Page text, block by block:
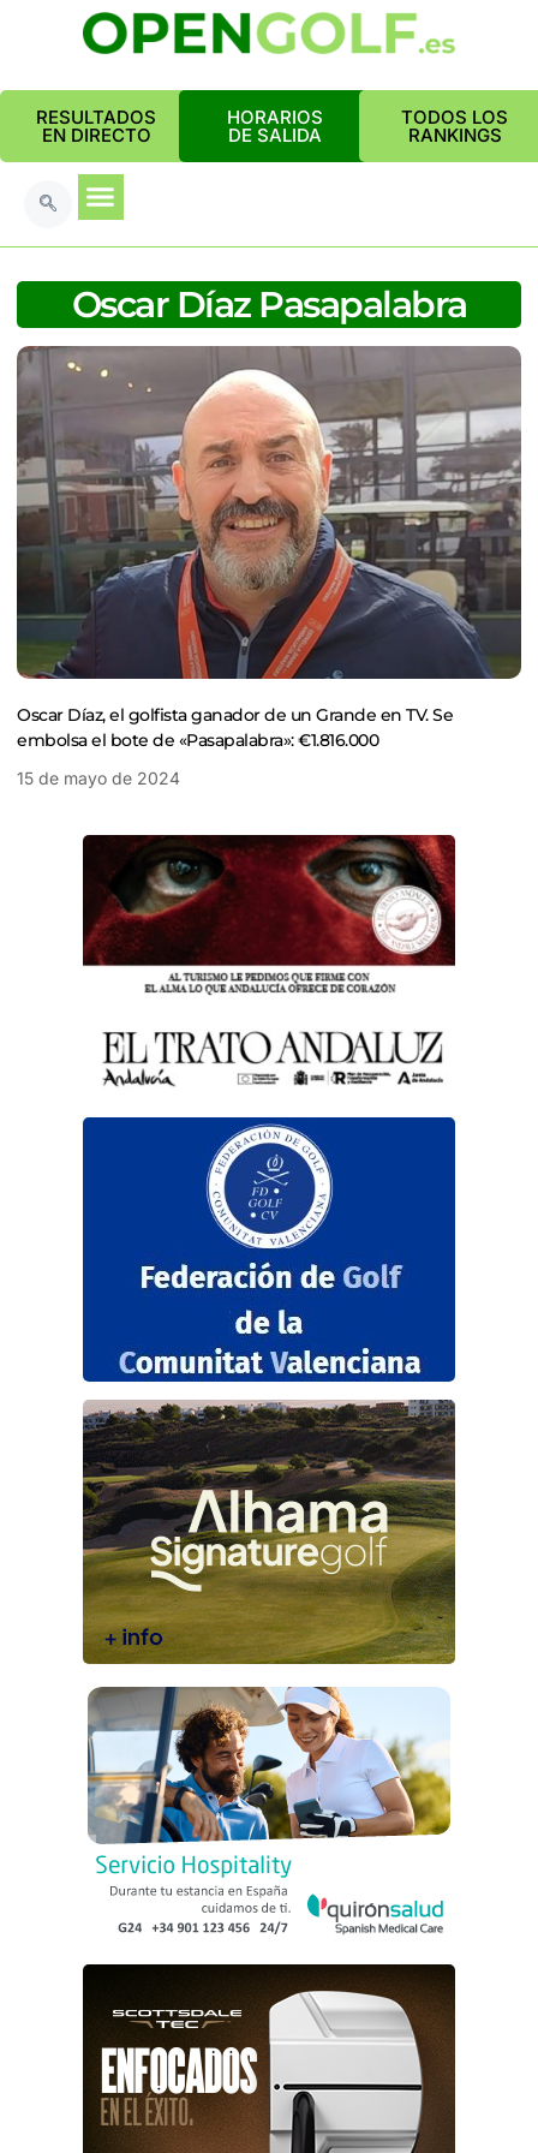
RESULTADOS
EN DIRECTO
HORARIOS
DE SALIDA
TODOS LOS
RANKINGS
Oscar Díaz Pasapalabra
Oscar Díaz, el golfista ganador de un Grande en TV. Se
embolsa el bote de «Pasapalabra»: €1.816.000
15 de mayo de 2024